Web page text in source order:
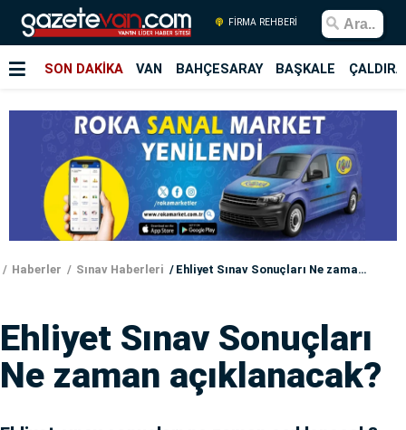
FİRMA REHBERİ
SON DAKİKA VAN BAHÇESARAY BAŞKALE
Haberler Sınav Haberleri Ehliyet Sınav Sonuçları Ne zaman açıklanacak?
Ehliyet Sınav Sonuçları
Ne zaman açıklanacak?